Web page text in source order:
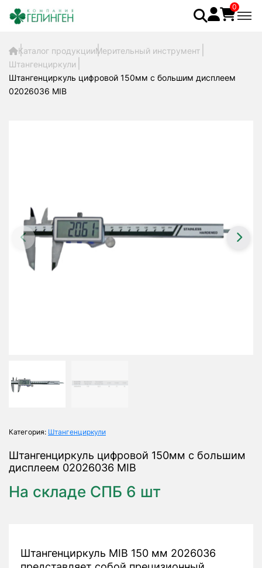
0
Каталог продукцииМерительный инструмент
Штангенциркули
Штангенциркуль цифровой 150мм с большим дисплеем
02026036 MIB
Категория: Штангенциркули
Штангенциркуль цифровой 150мм с большим
дисплеем 02026036 MIB
На складе СПБ 6 шт
Штангенциркуль MIB 150 мм 2026036